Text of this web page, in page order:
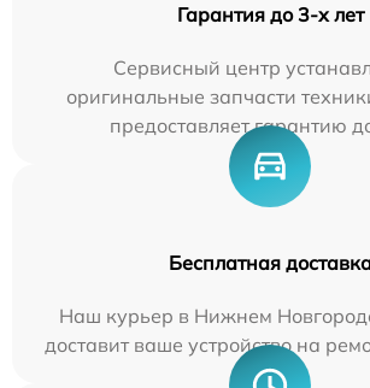
Гарантия до 3-х лет
Сервисный центр
оригинальные запчасти
предоставляет гарантию
Бесплатная
Наш курьер в Нижнем
доставит ваше устройство на